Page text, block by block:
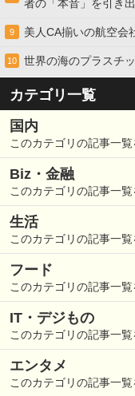
者の「本音」を引き
9 美人CA揃いの航空会
10 世界の海のプラスチ
カテゴリ一覧
国内
このカテゴリの記事一覧
Biz・金融
このカテゴリの記事一覧
生活
このカテゴリの記事一覧
フード
このカテゴリの記事一覧
IT・デジもの
このカテゴリの記事一覧
エンタメ
このカテゴリの記事一覧